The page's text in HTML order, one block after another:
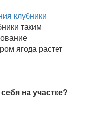
клубники
таким
ягода растет
на участке?